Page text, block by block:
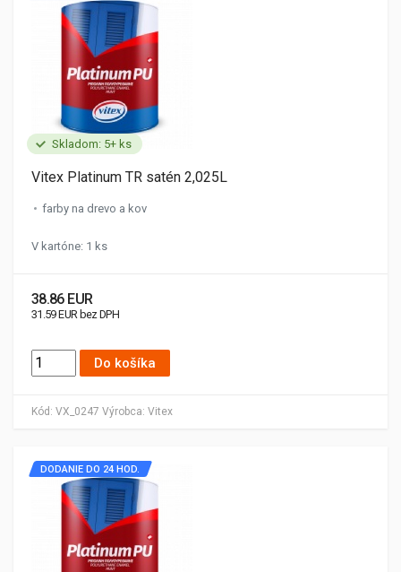
Skladom: 5+ ks
Kód: VX_0247 Výrobca: Vitex
Vitex Platinum TR satén 2,025L
farby na drevo a kov
V kartóne: 1 ks
38.86 EUR
31.59 EUR bez DPH
Do košíka
DODANIE DO 24 HOD.